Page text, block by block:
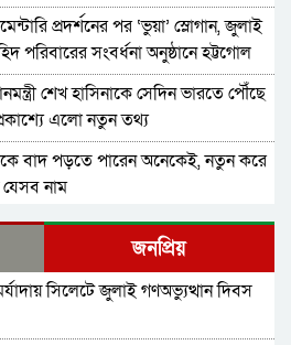
প্রদর্শনের পর ‘ভুয়া’ স্লোগান, জুলাই
পরিবারের সংবর্ধনা অনুষ্ঠানে হট্টগোল
শেখ হাসিনাকে সেদিন ভারতে পৌঁছে
এলো নতুন তথ্য
বাদ পড়তে পারেন অনেকেই, নতুন করে
নাম
বাতিল হতে পারে শেখ মুজিবুর
পিতা’ স্বীকৃতি
বিদ্বেষমূলক না হলে হাসিনার বক্তব্য
বাধা নেই
জনপ্রিয়
সিলেটে জুলাই গণঅভ্যুত্থান দিবস